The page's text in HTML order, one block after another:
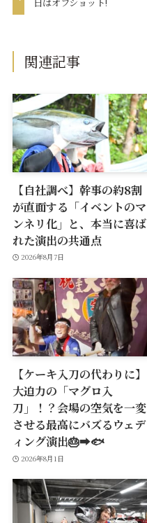
関連記事
【自社調べ】幹事の約8割
が直面する「イベントのマ
ンネリ化」と、本当に喜ば
れた演出の共通点
2026年8月7日
【ケーキ入刀の代わりに】
大迫力の「マグロ入
刀」！？会場の空気を一変
させる最高にバズるウェデ
ィング演出🎂➡️🐟
2026年8月1日